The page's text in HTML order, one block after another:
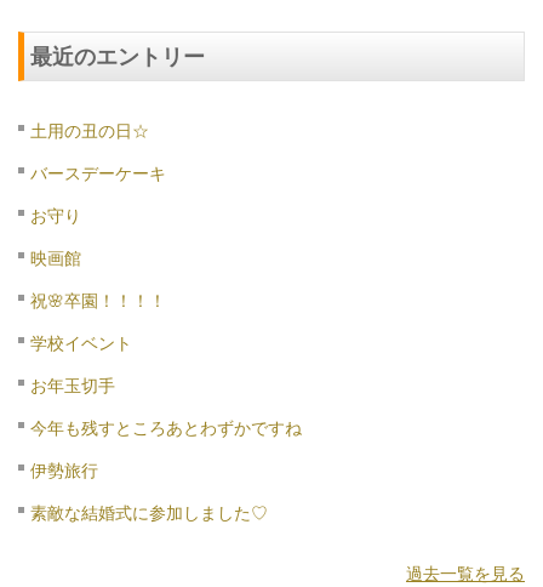
最近のエントリー
土用の丑の日☆
バースデーケーキ
お守り
映画館
祝🌸卒園！！！！
学校イベント
お年玉切手
今年も残すところあとわずかですね
伊勢旅行
素敵な結婚式に参加しました♡
過去一覧を見る